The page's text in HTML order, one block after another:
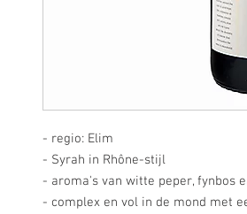
- regio: Elim
- Syrah in Rhône-stijl
- aroma's van witte peper, fynbos
- complex en vol in de mond met